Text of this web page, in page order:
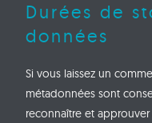
Durées de
données
Si vous laissez un
métadonnées sont
reconnaître et